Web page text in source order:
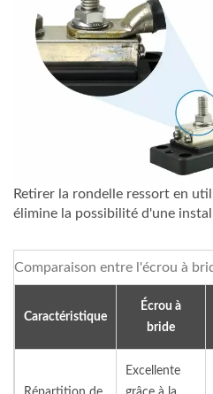
Retirer la rondelle ressort en
élimine la possibilité d'une
Comparaison entre l'écrou à
Caractéristique
Écrou à
bride
Excellente